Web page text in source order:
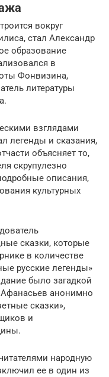
вокруг
стал Александр
образование
в
Фонвизина,
литературы
взглядами
легенды и сказания,
объясняет то,
скрупулезно
описания,
культурных
сказки, которые
в количестве
русские легенды»
было загадкой
Афанасьев анонимно
сказки»,
и
народную
ее в один из